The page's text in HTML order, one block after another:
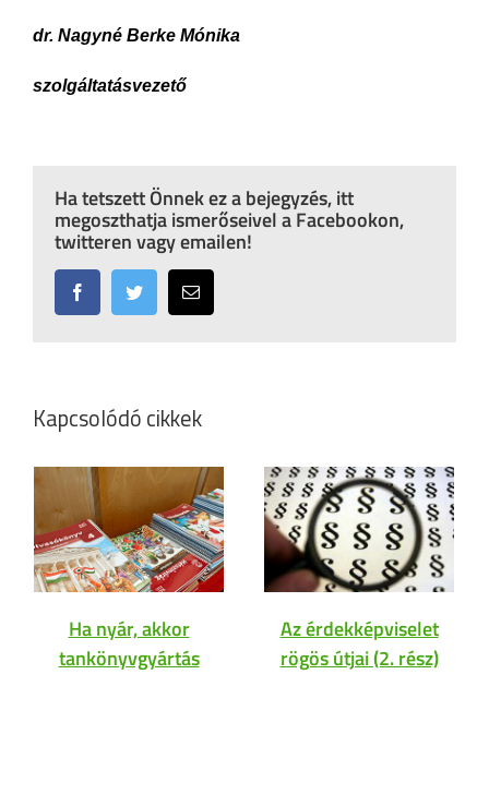
dr. Nagyné Berke Mónika
szolgáltatásvezető
Ha tetszett Önnek ez a bejegyzés, itt
megoszthatja ismerőseivel a Facebookon,
twitteren vagy emailen!
FacebookTwitter Email:
Kapcsolódó cikkek
Ha nyár, akkor
tankönyvgyártás
Az érdekképviselet
rögös útjai (2. rész)